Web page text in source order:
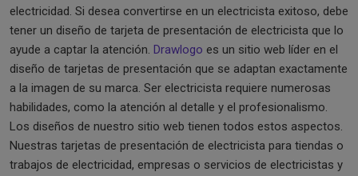
electricidad. Si desea convertirse en un electricista exitoso, debe
tener un diseño de tarjeta de presentación de electricista que lo
ayude a captar la atención. Drawlogo es un sitio web líder en el
diseño de tarjetas de presentación que se adaptan exactamente
a la imagen de su marca. Ser electricista requiere numerosas
habilidades, como la atención al detalle y el profesionalismo.
Los diseños de nuestro sitio web tienen todos estos aspectos.
Nuestras tarjetas de presentación de electricista para tiendas o
trabajos de electricidad, empresas o servicios de electricistas y